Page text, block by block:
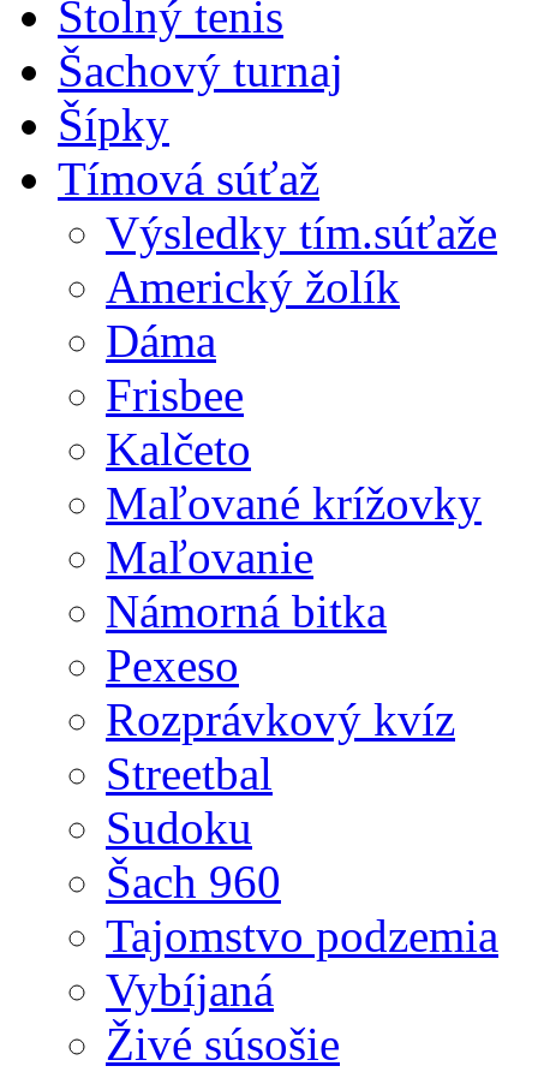
Stolný tenis
Šachový turnaj
Šípky
Tímová súťaž
Výsledky tím.súťaže
Americký žolík
Dáma
Frisbee
Kalčeto
Maľované krížovky
Maľovanie
Námorná bitka
Pexeso
Rozprávkový kvíz
Streetbal
Sudoku
Šach 960
Tajomstvo podzemia
Vybíjaná
Živé súsošie